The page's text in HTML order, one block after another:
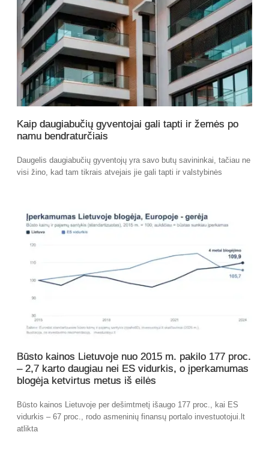
Kaip daugiabučių gyventojai gali tapti ir žemės po
namu bendraturčiais
Daugelis daugiabučių gyventojų yra savo butų savininkai, tačiau ne
visi žino, kad tam tikrais atvejais jie gali tapti ir valstybinės
Būsto kainos Lietuvoje nuo 2015 m. pakilo 177 proc.
– 2,7 karto daugiau nei ES vidurkis, o įperkamumas
blogėja ketvirtus metus iš eilės
Būsto kainos Lietuvoje per dešimtmetį išaugo 177 proc., kai ES
vidurkis – 67 proc., rodo asmeninių finansų portalo investuotojui.lt
atlikta